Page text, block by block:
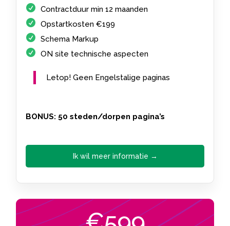
Contractduur min 12 maanden
Opstartkosten €199
Schema Markup
ON site technische aspecten
Letop! Geen Engelstalige paginas
BONUS: 50 steden/dorpen pagina’s
Ik wil meer informatie →